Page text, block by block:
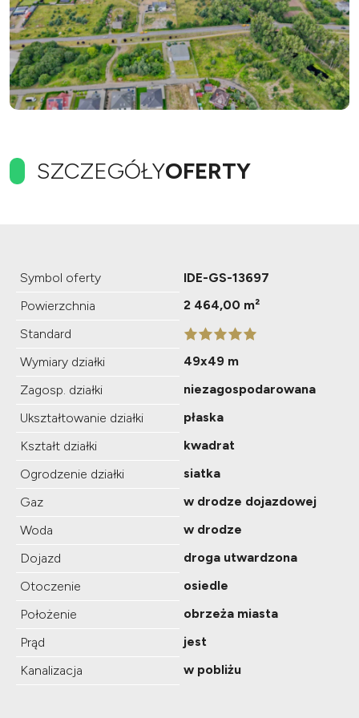
SZCZEGÓŁYOFERTY
Symbol oferty
IDE-GS-13697
Powierzchnia
2 464,00 m²
Standard
Wymiary działki
49x49 m
Zagosp. działki
niezagospodarowana
Ukształtowanie działki
płaska
Kształt działki
kwadrat
Ogrodzenie działki
siatka
Gaz
w drodze dojazdowej
Woda
w drodze
Dojazd
droga utwardzona
Otoczenie
osiedle
Położenie
obrzeża miasta
Prąd
jest
Kanalizacja
w pobliżu